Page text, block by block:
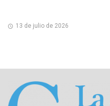
13 de julio de 2026